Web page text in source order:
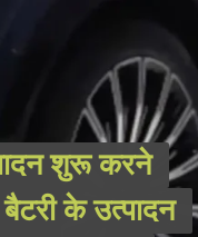
शुरू करने
के उत्पादन
शुरू करने
के उत्पादन